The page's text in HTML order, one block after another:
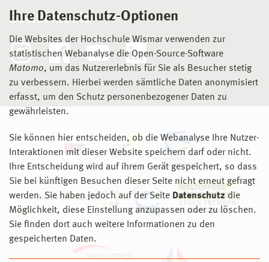
Ihre Datenschutz-Optionen
Die Websites der Hochschule Wismar verwenden zur
statistischen Webanalyse die Open-Source-Software
Matomo, um das Nutzererlebnis für Sie als Besucher stetig
zu verbessern. Hierbei werden sämtliche Daten anonymisiert
erfasst, um den Schutz personenbezogener Daten zu
gewährleisten.
Sie können hier entscheiden, ob die Webanalyse Ihre Nutzer-
Interaktionen mit dieser Website speichern darf oder nicht.
Ihre Entscheidung wird auf ihrem Gerät gespeichert, so dass
Sie bei künftigen Besuchen dieser Seite nicht erneut gefragt
werden. Sie haben jedoch auf der Seite Datenschutz die
Möglichkeit, diese Einstellung anzupassen oder zu löschen.
Sie finden dort auch weitere Informationen zu den
gespeicherten Daten.
Social Media